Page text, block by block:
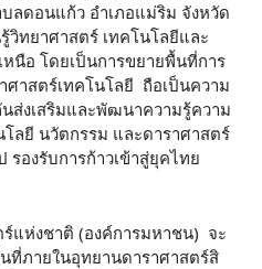
ลดอนแก้ว อำเภอแม่ริม จังหวัด
วิทยาศาสตร์ เทคโนโลยีและ
นือ โดยเป็นการขยายพื้นที่การ
ศาสตร์เทคโนโลยี ถือเป็นความ
ส่งเสริมและพัฒนาความรู้ความ
โลยี นวัตกรรม และดาราศาสตร์
องรับการก้าวเข้าสู่ยุคไทย
แห่งชาติ (องค์การมหาชน) จะ
ภายในอุทยานดาราศาสตร์สิ